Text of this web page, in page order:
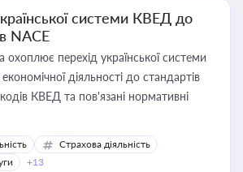
системи КВЕД до
NACE
охоплює перехід української системи
економічної діяльності до стандартів
КВЕД та пов'язані нормативні
Страхова діяльність
+13